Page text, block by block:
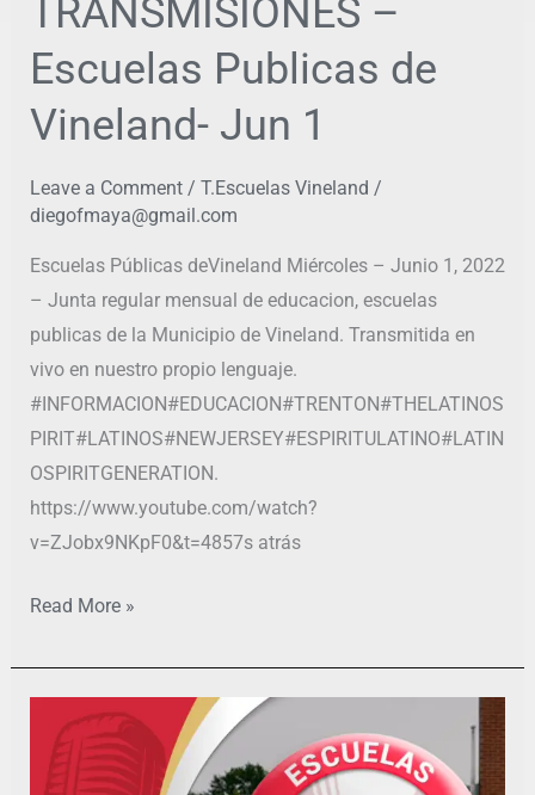
TRANSMISIONES –
Escuelas Publicas de
Vineland- Jun 1
Leave a Comment / T.Escuelas Vineland /
diegofmaya@gmail.com
Escuelas Públicas deVineland Miércoles – Junio 1, 2022
– Junta regular mensual de educacion, escuelas
publicas de la Municipio de Vineland. Transmitida en
vivo en nuestro propio lenguaje.
#INFORMACION#EDUCACION#TRENTON#THELATINOS
PIRIT#LATINOS#NEWJERSEY#ESPIRITULATINO#LATIN
OSPIRITGENERATION.
https://www.youtube.com/watch?
v=ZJobx9NKpF0&t=4857s atrás
Read More »
TRANSMISIONES
Escuelas